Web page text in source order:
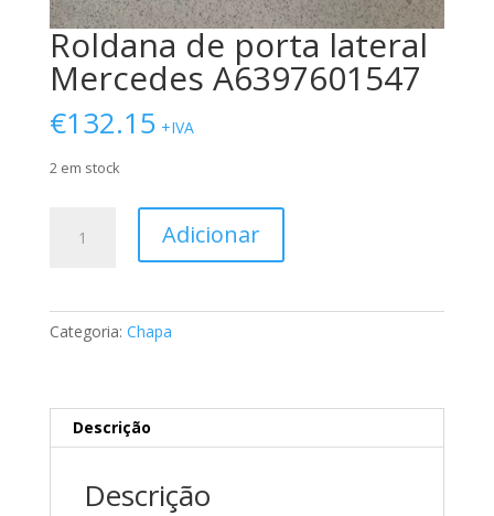
Roldana de porta lateral
Mercedes A6397601547
€132.15 +IVA
2 em stock
lateral
Adicionar
Categoria: Chapa
Descrição
Descrição